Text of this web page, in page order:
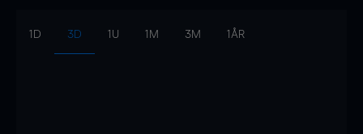
1D 3D 1U 1M 3M 1ÅR